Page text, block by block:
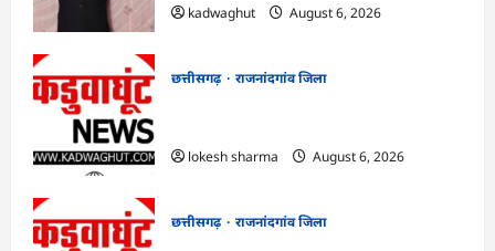
kadwaghut
August 6, 2026
छत्तीसगढ़
राजनांदगांव जिला
lokesh sharma
August 6, 2026
छत्तीसगढ़
राजनांदगांव जिला